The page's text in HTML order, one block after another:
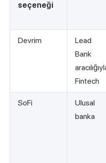
seçeneği
Devrim
Lead
Bank
Fintech
SoFi
Ulusal
banka